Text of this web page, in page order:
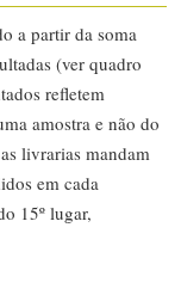
a partir da soma
(ver quadro
refletem
amostra e não do
livrarias mandam
em cada
15º lugar,